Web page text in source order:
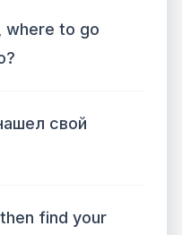
where to go
свой
find your